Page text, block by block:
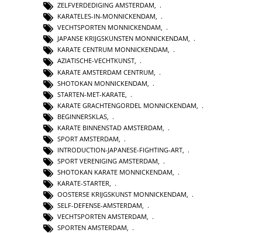
ZELFVERDEDIGING AMSTERDAM,
KARATELES-IN-MONNICKENDAM,
VECHTSPORTEN MONNICKENDAM,
JAPANSE KRIJGSKUNSTEN MONNICKENDAM,
KARATE CENTRUM MONNICKENDAM,
AZIATISCHE-VECHTKUNST,
KARATE AMSTERDAM CENTRUM
SHOTOKAN MONNICKENDAM
STARTEN-MET-KARATE
KARATE GRACHTENGORDEL MONNICKENDAM
BEGINNERSKLAS
KARATE BINNENSTAD AMSTERDAM
SPORT AMSTERDAM
INTRODUCTION-JAPANESE-FIGHTING-ART
SPORT VERENIGING AMSTERDAM,
SHOTOKAN KARATE MONNICKENDAM,
KARATE-STARTER,
OOSTERSE KRIJGSKUNST MONNICKENDAM,
SELF-DEFENSE-AMSTERDAM,
VECHTSPORTEN AMSTERDAM,
SPORTEN AMSTERDAM,